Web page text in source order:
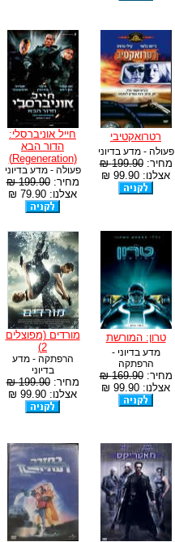
רטרואקטיבי
פעולה - מדע בדיוני
מחיר:199.90 ₪
אצלנו: 99.90 ₪
חייל אוניברסלי:
הדור הבא
(Regeneration)
פעולה - מדע בדיוני
מחיר:199.90 ₪
אצלנו: 79.90 ₪
טרון: המורשת
מדע בדיוני -
הרפתקה
מחיר:169.90 ₪
אצלנו: 99.90 ₪
מורדים (מפוצלים
2)
הרפתקה - מדע
בדיוני
מחיר:199.90 ₪
אצלנו: 99.90 ₪